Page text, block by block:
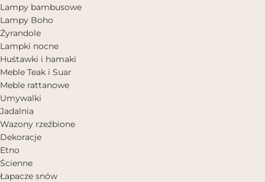
Lampy bambusowe
Lampy Boho
Żyrandole
Lampki nocne
Huśtawki i hamaki
Meble Teak i Suar
Meble rattanowe
Umywalki
Jadalnia
Wazony rzeźbione
Dekoracje
Etno
Ścienne
Łapacze snów